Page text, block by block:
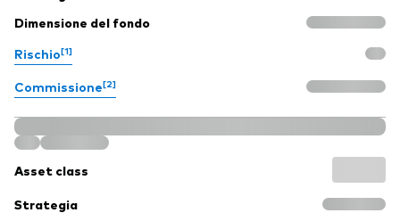
Dimensione del fondo
Rischio[1]
Commissione[2]
Asset class
Strategia